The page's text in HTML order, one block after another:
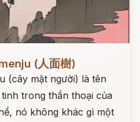
(人面樹)
(cây mặt người) là tên
trong thần thoại của
nó không khác gì một